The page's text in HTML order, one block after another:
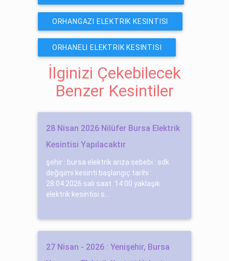
ORHANGAZI ELEKTRIK KESINTISI
ORHANELI ELEKTRIK KESINTISI
İlginizi Çekebilecek
Benzer Kesintiler
28 Nisan 2026 Nilüfer Bursa Elektrik
Kesintisi Yapılacaktır
şehir : bursa elektrik arıza sebebi : sdk
deği̇şi̇mi̇ kesinti başlangıç tarihi :
28.04.2026 salı saat :14:00 yaklaşık
elektrik kesintisi s...
27 Nisan - 2026 : Yenişehir, Bursa